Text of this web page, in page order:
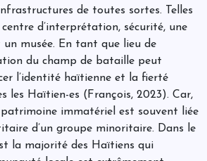
de toutes sortes. Telles
d’interprétation, sécurité, une
un musée. En tant que lieu de
du champ de bataille peut
l’identité haïtienne et la fierté
les Haïtien-es (François, 2023). Car,
patrimoine immatériel est souvent liée
d’un groupe minoritaire. Dans le
la majorité des Haïtiens qui